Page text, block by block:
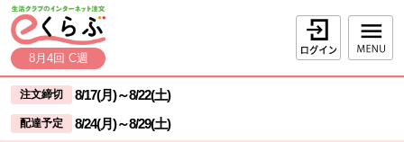
ページの先頭です。
本文へジャンプする。
8月4回 C週
ログイン
ここからサイト内共通メニューです。
サイト内共通メニューをスキップする
注文締切 8/17(月)～8/22(土)
配達予定 8/24(月)～8/29(土)